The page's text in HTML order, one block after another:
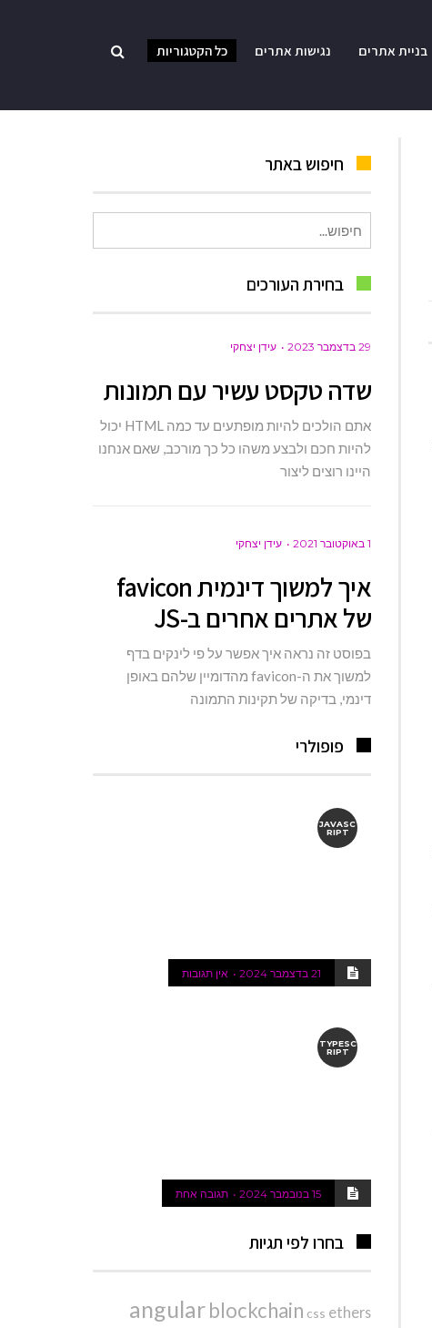
בניית אתרים נגישות אתרים כל הקטגוריות
חיפוש באתר
עבור:
בחירת העורכים
29 בדצמבר 2023 עידן יצחקי
שדה טקסט עשיר עם תמונות
אתם הולכים להיות מופתעים עד כמה HTML יכול
להיות חכם ולבצע משהו כל כך מורכב, שאם אנחנו
היינו רוצים ליצור
1 באוקטובר 2021 עידן יצחקי
איך למשוך דינמית favicon
של אתרים אחרים ב-JS
בפוסט זה נראה איך אפשר על פי לינקים בדף
למשוך את ה-favicon מהדומיין שלהם באופן
דינמי, בדיקה של תקינות התמונה
פופולרי
JAVASC
RIPT
21 בדצמבר 2024 אין תגובות
TYPESC
RIPT
15 בנובמבר 2024 תגובה אחת
בחרו לפי תגיות
angularblockchain css ethers